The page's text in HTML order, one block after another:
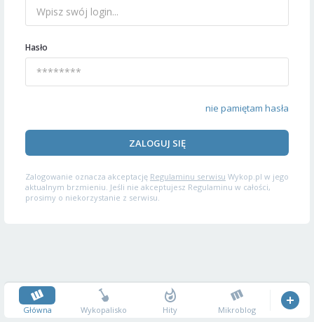
Hasło
nie pamiętam hasła
ZALOGUJ SIĘ
Zalogowanie oznacza akceptację Regulaminu serwisu Wykop.pl w jego
aktualnym brzmieniu. Jeśli nie akceptujesz Regulaminu w całości,
prosimy o niekorzystanie z serwisu.
Główna Wykopalisko Hity Mikroblog